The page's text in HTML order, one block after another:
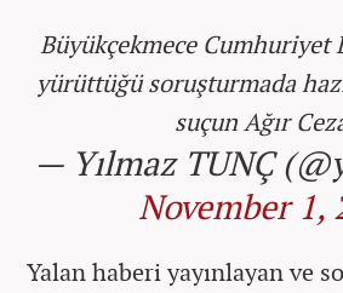
Büyükçekmece Cumhuriyet
yürüttüğü soruşturmada
suçun Ağır
— Yılmaz TUNÇ
November 1,
Yalan haberi yayınlayan ve